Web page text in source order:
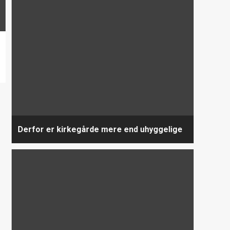
Derfor er kirkegårde mere end uhyggelige